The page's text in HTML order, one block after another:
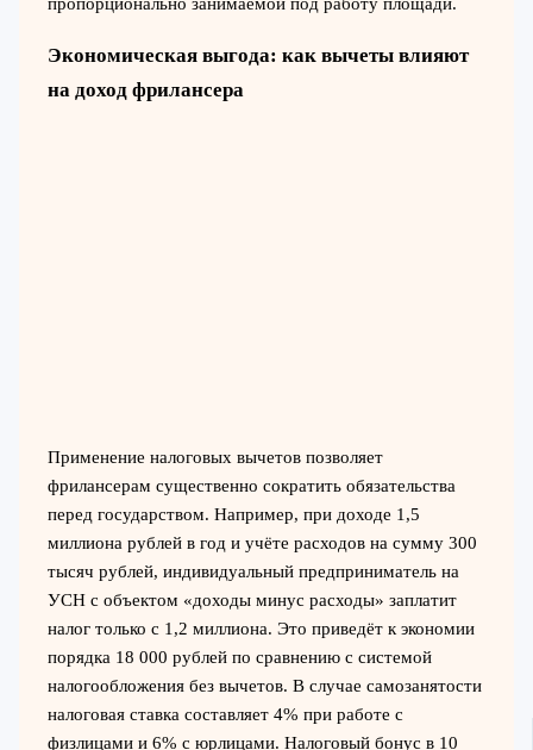
Экономическая выгода: как вычеты влияют
на доход фрилансера
Применение налоговых вычетов позволяет
фрилансерам существенно сократить обязательства
перед государством. Например, при доходе 1,5
миллиона рублей в год и учёте расходов на сумму 300
тысяч рублей, индивидуальный предприниматель на
УСН с объектом «доходы минус расходы» заплатит
налог только с 1,2 миллиона. Это приведёт к экономии
порядка 18 000 рублей по сравнению с системой
налогообложения без вычетов. В случае самозанятости
налоговая ставка составляет 4% при работе с
физлицами и 6% с юрлицами. Налоговый бонус в 10